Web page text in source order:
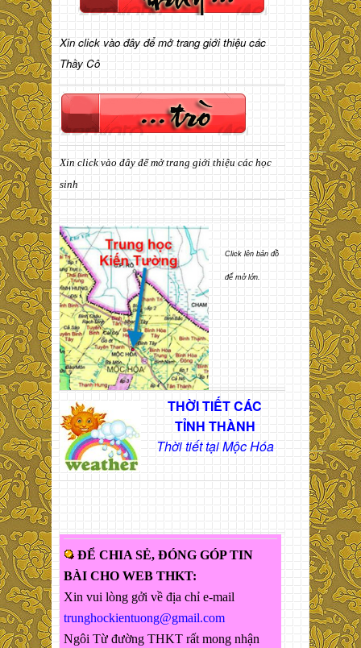
Xin click vào đây để mở trang giới thiệu các
Thầy Cô
Xin click vào đây để mở trang giới thiệu các học
sinh
Click lên bản đồ
để mở lớn.
THỜI TIẾT CÁC
TỈNH THÀNH
Thời tiết tại Mộc Hóa
ĐỂ CHIA SẺ, ĐÓNG GÓP TIN
BÀI CHO WEB THKT:
Xin vui lòng gởi về địa chỉ e-mail
trunghockientuong@gmail.com
Ngôi Từ đường THKT rất mong nhận